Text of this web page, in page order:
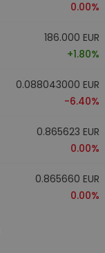
0.00%
186.000 EUR
+1.80%
0.088043000 EUR
-6.40%
0.865623 EUR
0.00%
0.865660 EUR
0.00%